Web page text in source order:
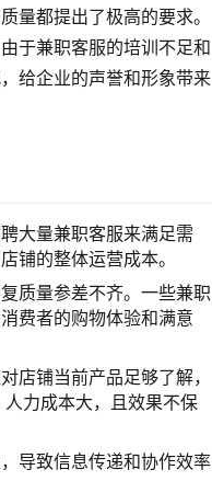
量都提出了极高的要求。
于兼职客服的培训不足和
给企业的声誉和形象带来
大量兼职客服来满足需
铺的整体运营成本。
质量参差不齐。一些兼职
费者的购物体验和满意
店铺当前产品足够了解，
力成本大，且效果不保
导致信息传递和协作效率